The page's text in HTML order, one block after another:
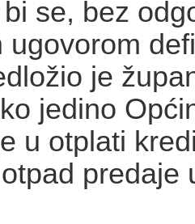
se, bez
ugovorom
je
jedino
u otplati
predaje